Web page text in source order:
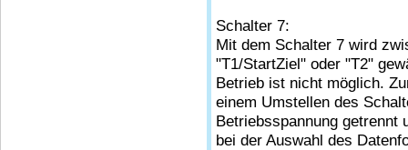
Schalter 7:
Mit dem Schalter 7 wird
"T1/StartZiel" oder "T2"
Betrieb ist nicht möglich.
einem Umstellen des
Betriebsspannung getrennt
bei der Auswahl des